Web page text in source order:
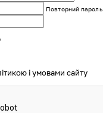
Повторний пароль
і умовами сайту